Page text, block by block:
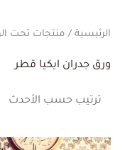
الرئيسية / منتجات تحت
ورق جدران ايكيا قطر